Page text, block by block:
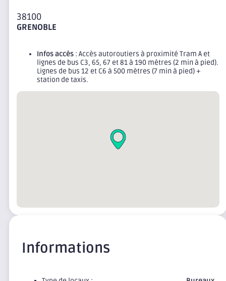
38100
GRENOBLE
Infos accès : Accès autoroutiers à proximité Tram A et
lignes de bus C3, 65, 67 et 81 à 190 mètres (2 min à pied).
Lignes de bus 12 et C6 à 500 mètres (7 min à pied) +
station de taxis.
Informations